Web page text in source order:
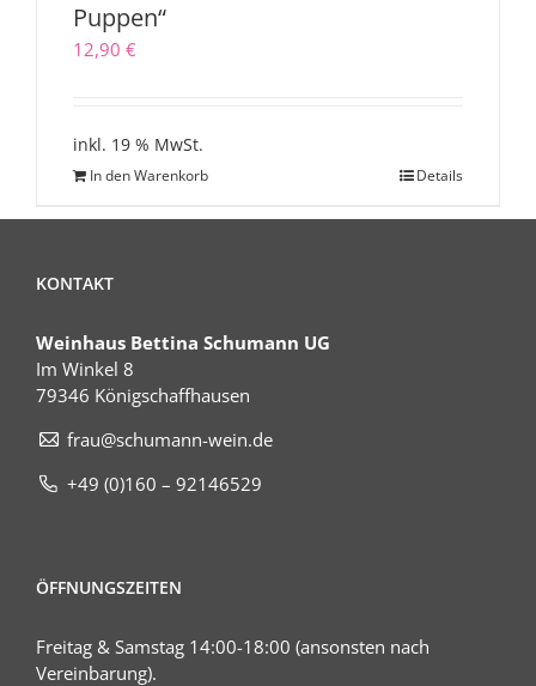
Puppen“
12,90 €
inkl. 19 % MwSt.
In den Warenkorb Details
KONTAKT
Weinhaus Bettina Schumann UG
Im Winkel 8
79346 Königschaffhausen
frau@schumann-wein.de
+49 (0)160 – 92146529
ÖFFNUNGSZEITEN
Freitag & Samstag 14:00-18:00 (ansonsten nach
Vereinbarung).